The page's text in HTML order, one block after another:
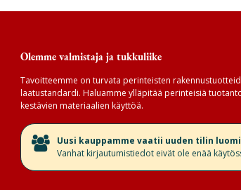
Olemme valmistaja ja tukkuliike
Tavoitteemme on turvata perinteisten
laatustandardi. Haluamme ylläpitää perinteisiä
kestävien materiaalien käyttöä.
​Uusi kauppamme vaatii uuden tilin
Vanhat kirjautumistiedot eivät ole enää